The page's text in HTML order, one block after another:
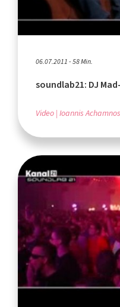
06.07.2011 - 58 Min.
soundlab21: DJ
Video Ioannis